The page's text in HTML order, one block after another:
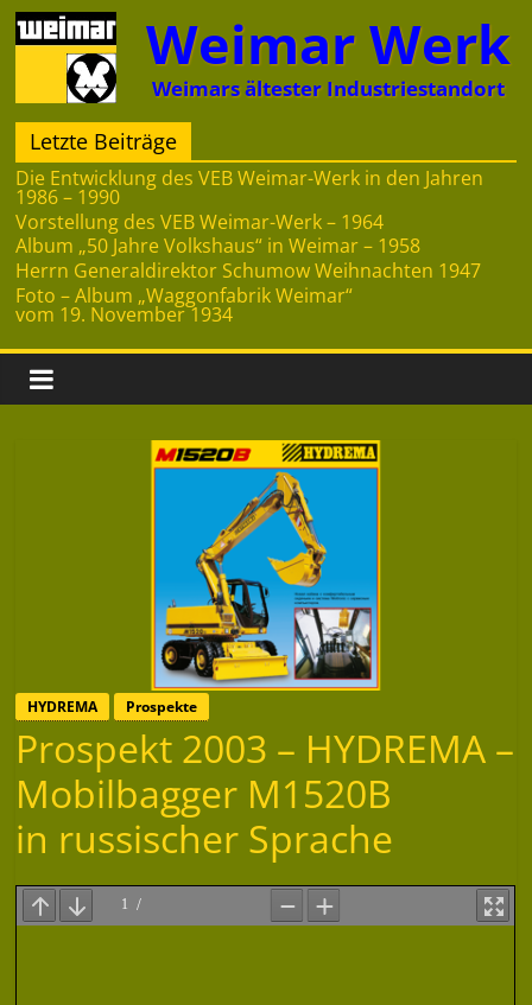
Zum
Inhalt
springen
Weimar Werk
Weimars ältester Industriestandort
Letzte Beiträge
Die Entwicklung des VEB Weimar-Werk in den Jahren
1986 – 1990
Vorstellung des VEB Weimar-Werk – 1964
Album „50 Jahre Volkshaus“ in Weimar – 1958
Herrn Generaldirektor Schumow Weihnachten 1947
Foto – Album „Waggonfabrik Weimar“
vom 19. November 1934
HYDREMA Prospekte
Prospekt 2003 – HYDREMA –
Mobilbagger M1520B
in russischer Sprache